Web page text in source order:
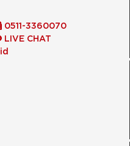
0511-3360070
LIVE CHAT